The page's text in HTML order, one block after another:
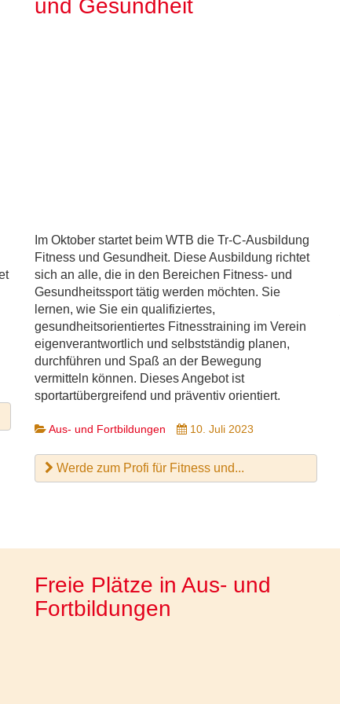
und Gesundheit
Im Oktober startet beim WTB die Tr-C-Ausbildung
Fitness und Gesundheit. Diese Ausbildung richtet
sich an alle, die in den Bereichen Fitness- und
Gesundheitssport tätig werden möchten. Sie
lernen, wie Sie ein qualifiziertes,
gesundheitsorientiertes Fitnesstraining im Verein
eigenverantwortlich und selbstständig planen,
durchführen und Spaß an der Bewegung
vermitteln können. Dieses Angebot ist
sportartübergreifend und präventiv orientiert.
Aus- und Fortbildungen 10. Juli 2023
Werde zum Profi für Fitness und...
Freie Plätze in Aus- und
Fortbildungen